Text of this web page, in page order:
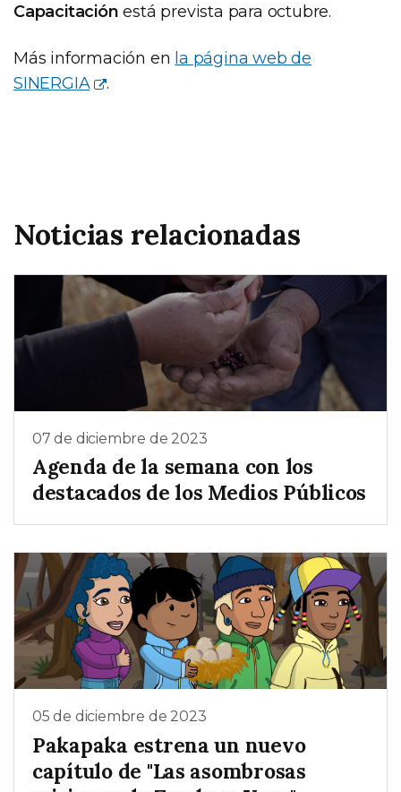
Capacitación está prevista para octubre.
Más información en la página web de
SINERGIA
.
Noticias relacionadas
07 de diciembre de 2023
Agenda de la semana con los
destacados de los Medios Públicos
05 de diciembre de 2023
Pakapaka estrena un nuevo
capítulo de "Las asombrosas